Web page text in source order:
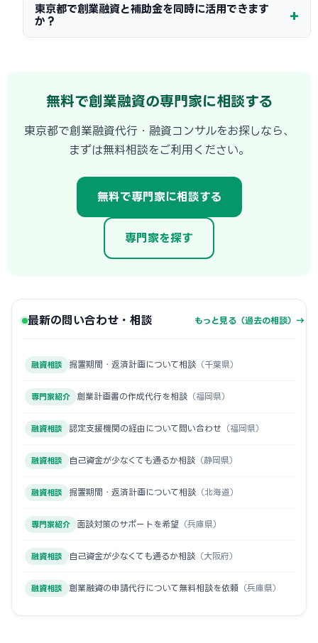
東京都で創業融資と補助金を同時に活用できます
か？
無料で創業融資の専門家に相談する
東京都で創業融資代行・融資コンサルをお探しなら、
まずは無料相談をご利用ください。
無料で専門家に相談する
専門家を探す
最新の問い合わせ・相談 もっと見る（過去の相談）→
融資相談 据置期間・返済計画について相談 （千葉県）
専門家紹介 創業計画書の作成代行を相談 （福岡県）
融資相談 認定支援機関の経由について問い合わせ （福岡県）
融資相談 自己資金が少なくても通るか相談 （静岡県）
融資相談 据置期間・返済計画について相談 （北海道）
専門家紹介 面談対策のサポートを希望 （兵庫県）
融資相談 自己資金が少なくても通るか相談 （大阪府）
融資相談 創業融資の申請代行について無料相談を依頼 （兵庫県）